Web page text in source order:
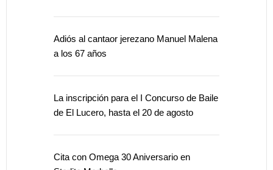
Adiós al cantaor jerezano Manuel Malena
a los 67 años
La inscripción para el I Concurso de Baile
de El Lucero, hasta el 20 de agosto
Cita con Omega 30 Aniversario en